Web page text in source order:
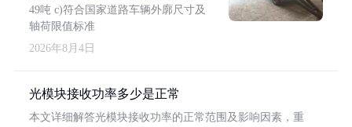
49吨 c)符合国家道路车辆外廓尺寸及
轴荷限值标准
2026年8月4日
光模块接收功率多少是正常
本文详细解答光模块接收功率的正常范围及影响因素，重